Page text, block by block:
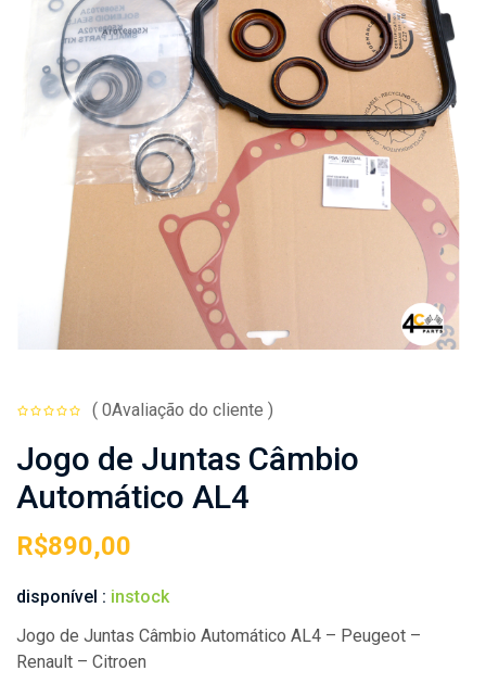
( 0Avaliação do cliente )
Jogo de Juntas Câmbio
Automático AL4
R$890,00
disponível : instock
Jogo de Juntas Câmbio Automático AL4 – Peugeot –
Renault – Citroen